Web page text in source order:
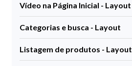
Vídeo na Página Inicial - Layout
Categorias e busca - Layout
Listagem de produtos - Layout